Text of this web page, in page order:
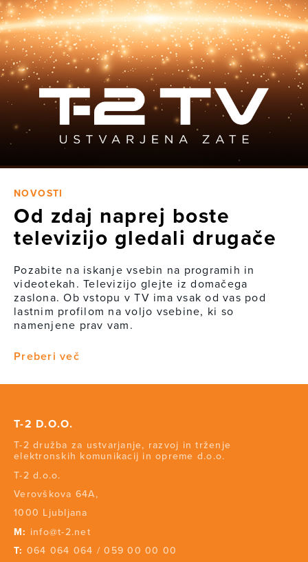
NOVOSTI
Od zdaj naprej boste
televizijo gledali drugače
Pozabite na iskanje vsebin na programih in
videotekah. Televizijo glejte iz domačega
zaslona. Ob vstopu v TV ima vsak od vas pod
lastnim profilom na voljo vsebine, ki so
namenjene prav vam.
Preberi več
T-2 D.O.O.
T-2 družba za ustvarjanje, razvoj in trženje
elektronskih komunikacij in opreme d.o.o.
T-2 d.o.o.
Verovškova 64A,
1000 Ljubljana
M: info@t-2.net
T: 064 064 064 /059 00 00 00